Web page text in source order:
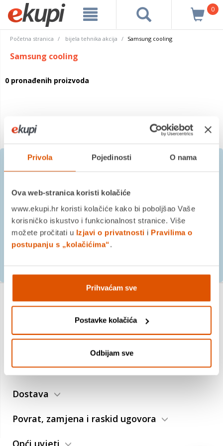
Privola Pojedinosti O nama
Ova web-stranica koristi kolačiće
www.ekupi.hr koristi kolačiće kako bi poboljšao Vaše
korisničko iskustvo i funkcionalnost stranice. Više
možete pročitati u Izjavi o privatnosti i Pravilima o
postupanju s „kolačićima“.
Prihvaćam sve
Postavke kolačića
Odbijam sve
0
Početna stranica bijela tehnika akcija Samsung cooling
Samsung cooling
0 pronađenih proizvoda
Prijavite se na besplatni
PRIJAVITE SE
Trebate pomoć?
Plaćanje
Dostava
Povrat, zamjena i raskid ugovora
Opći uvjeti